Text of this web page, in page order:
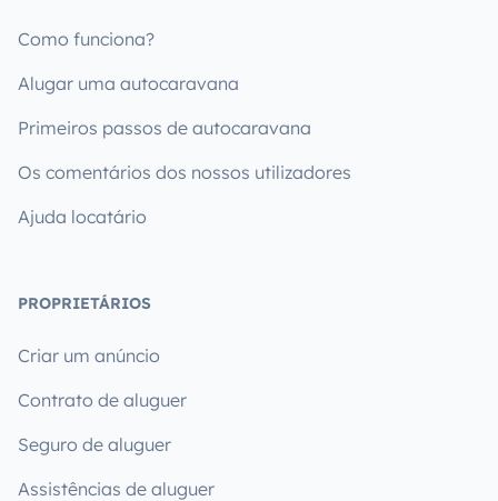
Como funciona?
Alugar uma autocaravana
Primeiros passos de autocaravana
Os comentários dos nossos utilizadores
Ajuda locatário
PROPRIETÁRIOS
Criar um anúncio
Contrato de aluguer
Seguro de aluguer
Assistências de aluguer